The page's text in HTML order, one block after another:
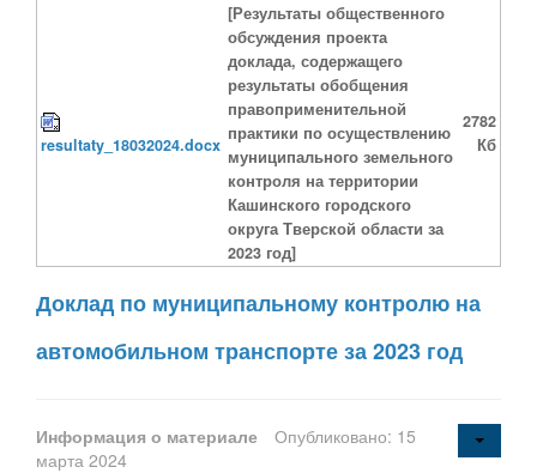
resultaty_18032024.docx
[Результаты общественного
обсуждения проекта
доклада, содержащего
результаты обобщения
правоприменительной
практики по осуществлению
муниципального земельного
контроля на территории
Кашинского городского
округа Тверской области за
2023 год]
2782
Кб
Доклад по муниципальному контролю на
автомобильном транспорте за 2023 год
Информация о материале
Опубликовано: 15
марта 2024